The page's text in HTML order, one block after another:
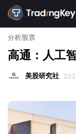
分析股票
高通：人工
美股研究社